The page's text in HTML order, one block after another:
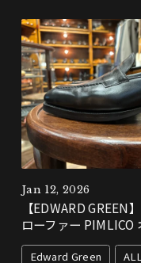
Jan 12, 2026
【EDWARD GREEN
ローファー PIMLICO
Edward Green